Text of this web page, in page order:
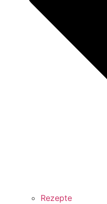
Rezepte